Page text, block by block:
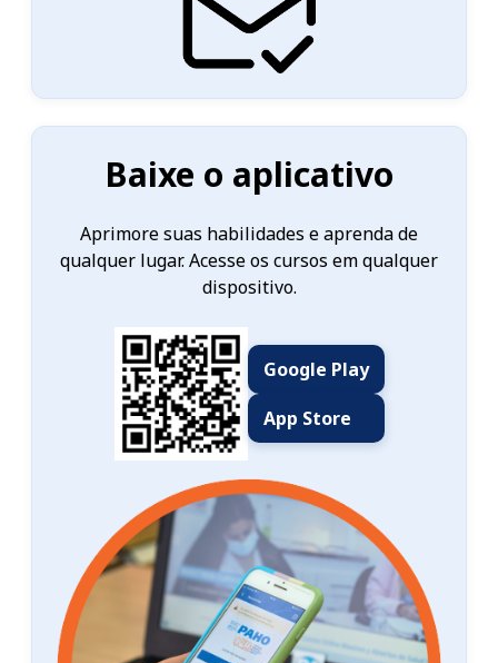
Baixe o aplicativo
Aprimore suas habilidades e aprenda de
qualquer lugar. Acesse os cursos em qualquer
dispositivo.
Google Play
App Store